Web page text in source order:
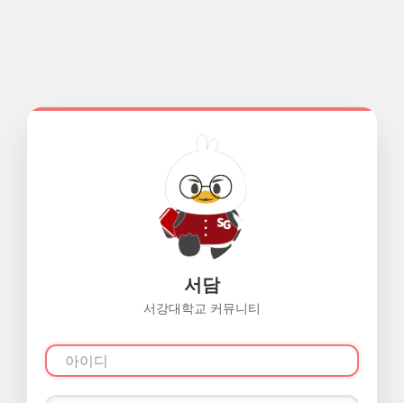
서담
서강대학교 커뮤니티